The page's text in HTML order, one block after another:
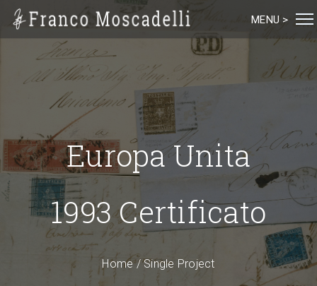
Europa Unita
1993 Certificato
Home/Single Project
MENU >